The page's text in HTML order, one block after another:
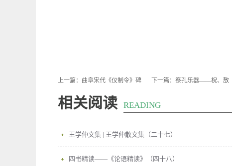
上一篇： 曲阜宋代《仪制令》碑 下一篇： 祭孔乐器——柷、敔
相关阅读 READING
王学仲文集 | 王学仲散文集（二十七）
四书精读——《论语精读》（四十八）